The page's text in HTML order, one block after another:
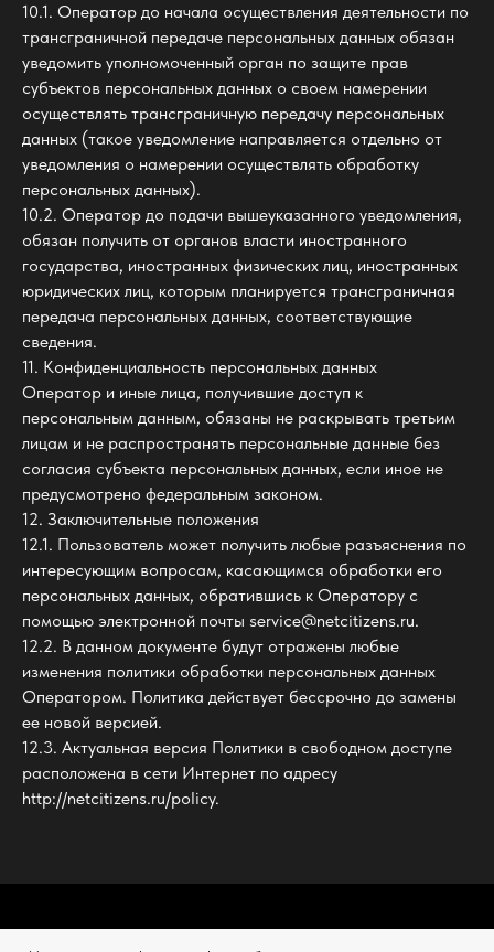
10.1. Оператор до начала осуществления деятельности по
трансграничной передаче персональных данных обязан
уведомить уполномоченный орган по защите прав
субъектов персональных данных о своем намерении
осуществлять трансграничную передачу персональных
данных (такое уведомление направляется отдельно от
уведомления о намерении осуществлять обработку
персональных данных).
10.2. Оператор до подачи вышеуказанного уведомления,
обязан получить от органов власти иностранного
государства, иностранных физических лиц, иностранных
юридических лиц, которым планируется трансграничная
передача персональных данных, соответствующие
сведения.
11. Конфиденциальность персональных данных
Оператор и иные лица, получившие доступ к
персональным данным, обязаны не раскрывать третьим
лицам и не распространять персональные данные без
согласия субъекта персональных данных, если иное не
предусмотрено федеральным законом.
12. Заключительные положения
12.1. Пользователь может получить любые разъяснения по
интересующим вопросам, касающимся обработки его
персональных данных, обратившись к Оператору с
помощью электронной почты service@netcitizens.ru.
12.2. В данном документе будут отражены любые
изменения политики обработки персональных данных
Оператором. Политика действует бессрочно до замены
ее новой версией.
12.3. Актуальная версия Политики в свободном доступе
расположена в сети Интернет по адресу
http://netcitizens.ru/policy.